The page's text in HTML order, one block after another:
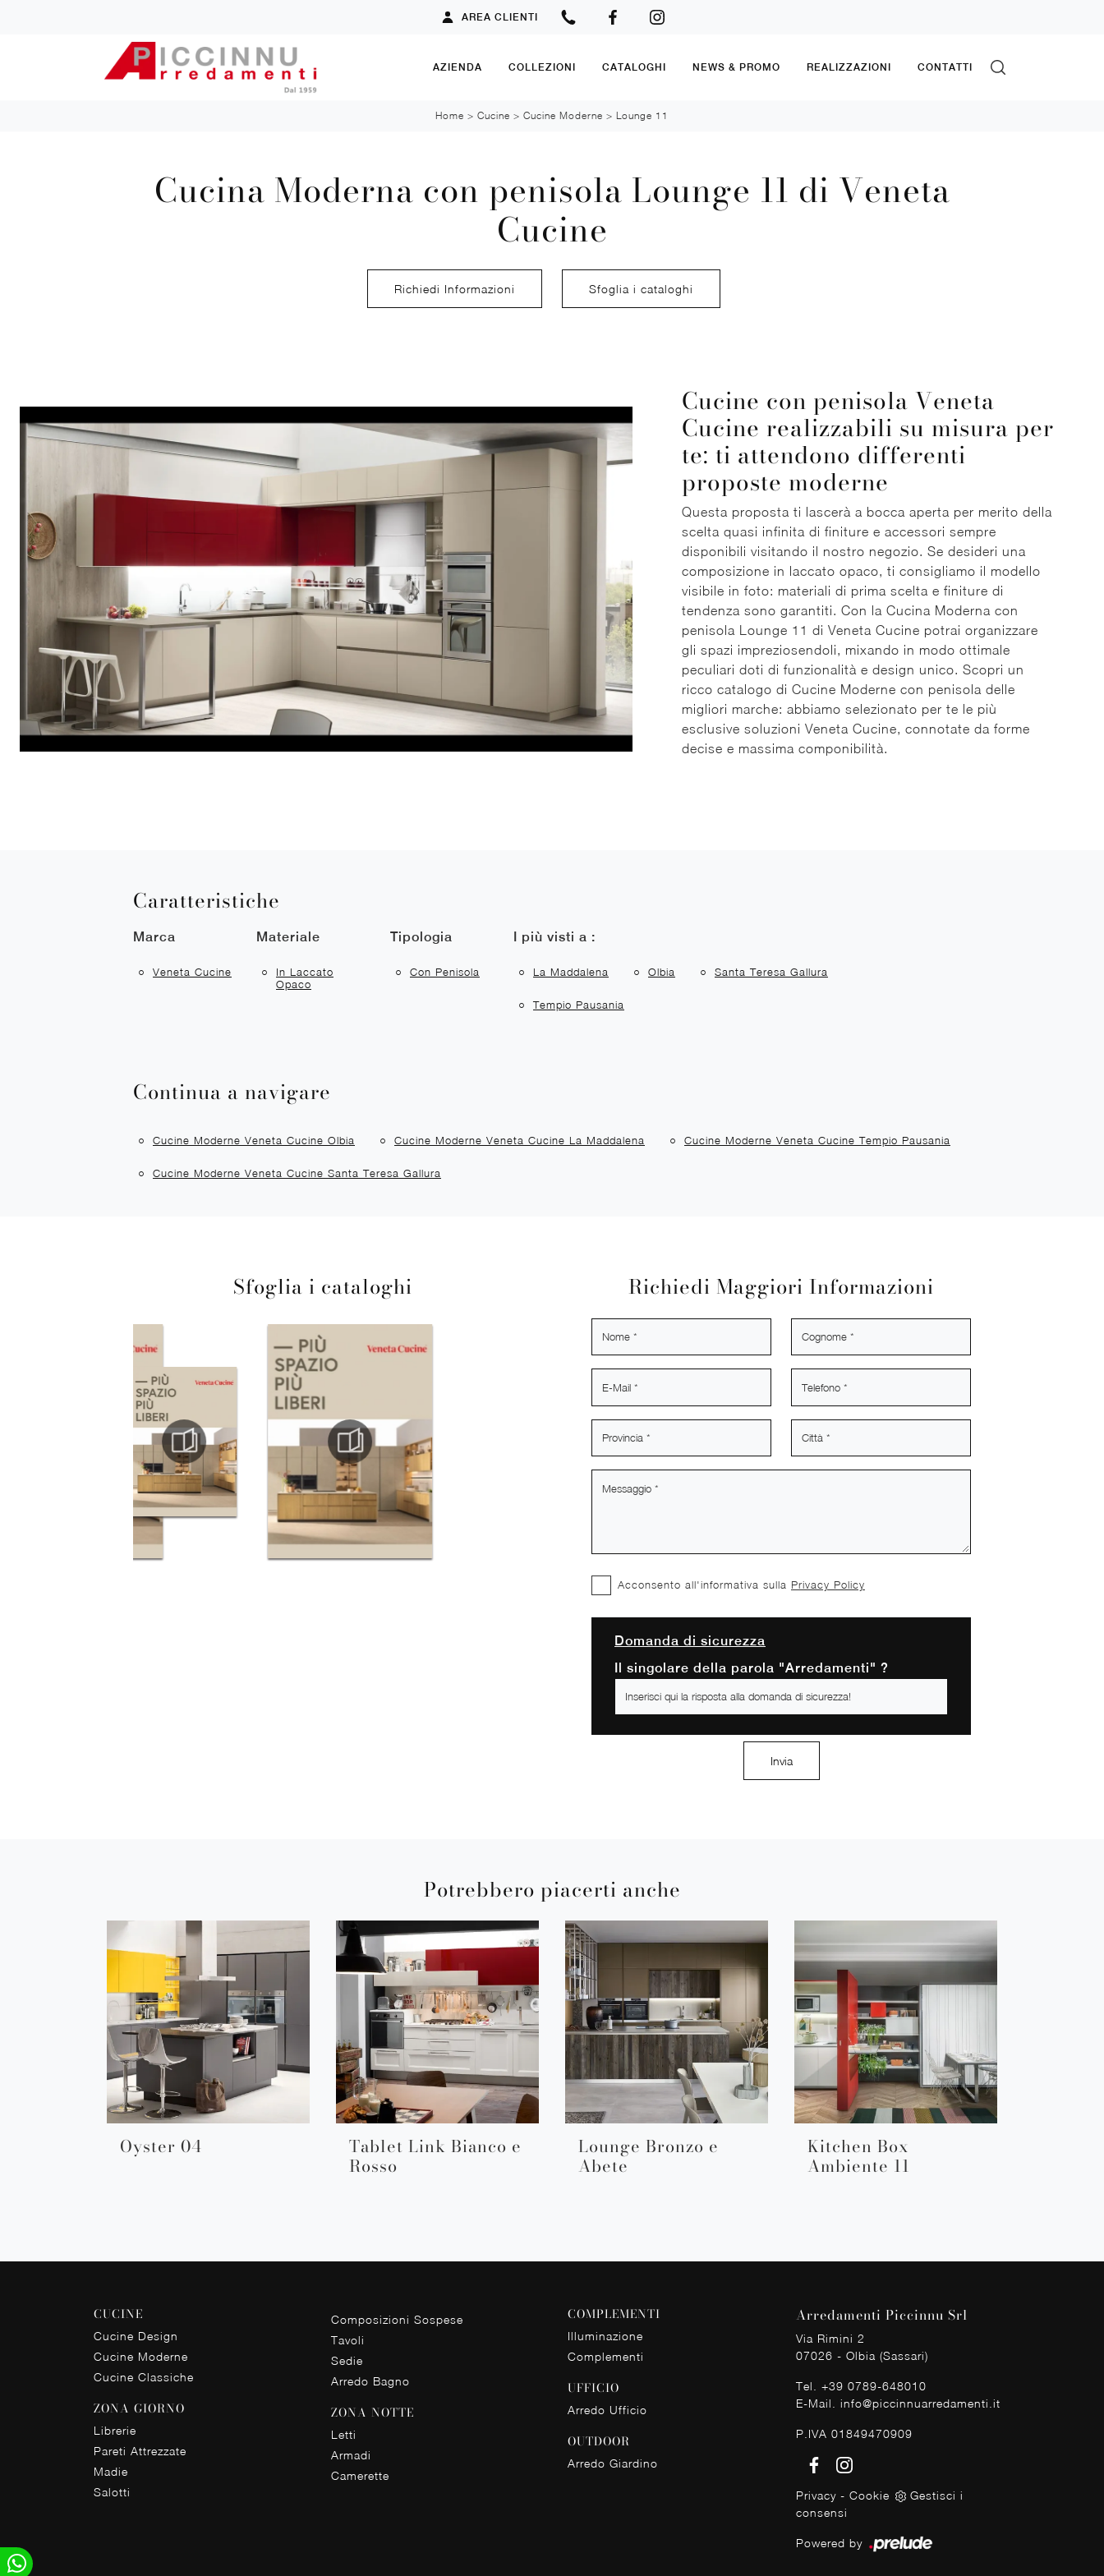
AREA CLIENTI
AZIENDA COLLEZIONI CATALOGHI NEWS & PROMO REALIZZAZIONI CONTATTI
Home > Cucine > Cucine Moderne > Lounge 11
Cucina Moderna con penisola Lounge 11 di Veneta
Cucine
Richiedi Informazioni Sfoglia i cataloghi
Cucine con penisola Veneta
Cucine realizzabili su misura per
te: ti attendono differenti
proposte moderne
Questa proposta ti lascerà a bocca aperta per merito della
scelta quasi infinita di finiture e accessori sempre
disponibili visitando il nostro negozio. Se desideri una
composizione in laccato opaco, ti consigliamo il modello
visibile in foto: materiali di prima scelta e finiture di
tendenza sono garantiti. Con la Cucina Moderna con
penisola Lounge 11 di Veneta Cucine potrai organizzare
gli spazi impreziosendoli, mixando in modo ottimale
peculiari doti di funzionalità e design unico. Scopri un
ricco catalogo di Cucine Moderne con penisola delle
migliori marche: abbiamo selezionato per te le più
esclusive soluzioni Veneta Cucine, connotate da forme
decise e massima componibilità.
Caratteristiche
Marca
Veneta Cucine
Materiale
In Laccato
Opaco
Tipologia
Con Penisola
I più visti a :
La Maddalena Olbia Santa Teresa Gallura
Tempio Pausania
Continua a navigare
Cucine Moderne Veneta Cucine Olbia Cucine Moderne Veneta Cucine La Maddalena Cucine Moderne Veneta Cucine Tempio Pausania
Cucine Moderne Veneta Cucine Santa Teresa Gallura
Sfoglia i cataloghi Richiedi Maggiori Informazioni
Acconsento all'informativa sulla Privacy Policy
Domanda di sicurezza
Il singolare della parola "Arredamenti" ?
Invia
Potrebbero piacerti anche
Oyster 04 Tablet Link Bianco e
Rosso
Lounge Bronzo e
Abete
Kitchen Box
Ambiente 11
CUCINE
Cucine Design
Cucine Moderne
Cucine Classiche
ZONA GIORNO
Librerie
Pareti Attrezzate
Madie
Salotti
Composizioni Sospese
Tavoli
Sedie
Arredo Bagno
ZONA NOTTE
Letti
Armadi
Camerette
COMPLEMENTI
Illuminazione
Complementi
UFFICIO
Arredo Ufficio
OUTDOOR
Arredo Giardino
Arredamenti Piccinnu Srl
Via Rimini 2
07026 - Olbia (Sassari)
Tel. +39 0789-648010
E-Mail. info@piccinnuarredamenti.it
P.IVA 01849470909
Privacy - Cookie
Gestisci i
consensi
Powered by